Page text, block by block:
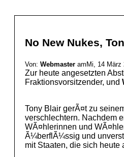
No New Nukes,
Von: Webmaster amMi, 14 März
Zur heute angesetzten
Fraktionsvorsitzender, und
Tony Blair gerÃ¤t zu
verschlechtern. Nachdem
WÃ¤hlerinnen und
Ã¼berflÃ¼ssig und
mit Staaten, die sich